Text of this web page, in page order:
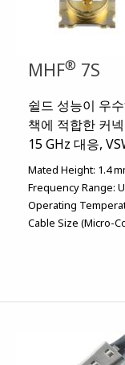
MHF® 7S
쉴드 성능이 우
책에 적합한 커
15 GHz 대응,
Mated Height: 1.4
Frequency Range:
Operating
Cable Size (Micro-